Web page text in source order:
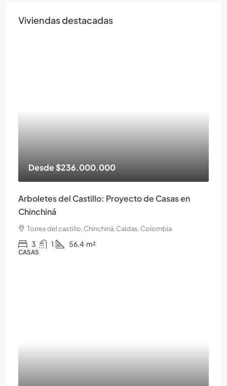
Viviendas destacadas
Desde$236.000.000
Arboletes del Castillo: Proyecto de Casas en
Chinchiná
Torres del castillo, Chinchiná, Caldas, Colombia
3 1 56.4 m²
CASAS